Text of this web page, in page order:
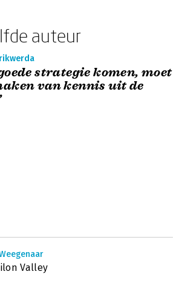
auteur
strategie komen, moet
van kennis uit de
Valley